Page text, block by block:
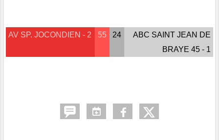
AV SP. JOCONDIEN - 2 55 24
ABC SAINT JEAN DE
BRAYE 45 - 1